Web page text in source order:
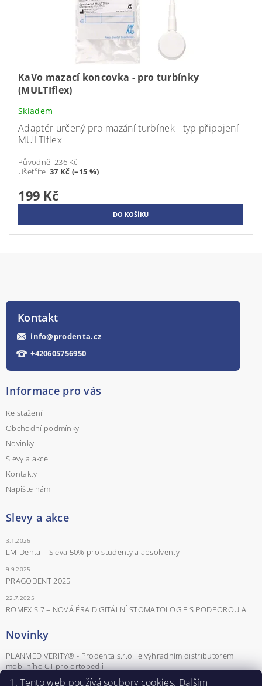
KaVo mazací koncovka - pro turbínky
(MULTIflex)
Skladem
Adaptér určený pro mazání turbínek - typ připojení
MULTIflex
Původně: 236 Kč
Ušetříte:37 Kč (–15 %)
199 Kč
Kontakt
info@prodenta.cz
+420605756950
Informace pro vás
Ke stažení
Obchodní podmínky
Novinky
Slevy a akce
Kontakty
Napište nám
Slevy a akce
3.1.2026
LM-Dental - Sleva 50% pro studenty a absolventy
9.9.2025
PRAGODENT 2025
22.7.2025
ROMEXIS 7 – NOVÁ ÉRA DIGITÁLNÍ STOMATOLOGIE S PODPOROU AI
Novinky
PLANMED VERITY® - Prodenta s.r.o. je výhradním distributorem
mobilního CT pro ortopedii
POZVÁNKA NA ŠKOLENÍ: Advanced Mucosal Screening: Role dentální
Tento web používá soubory cookies. Dalším